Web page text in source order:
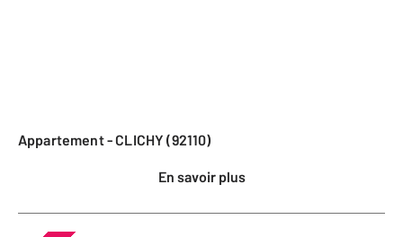
Appartement - CLICHY (92110)
En savoir plus